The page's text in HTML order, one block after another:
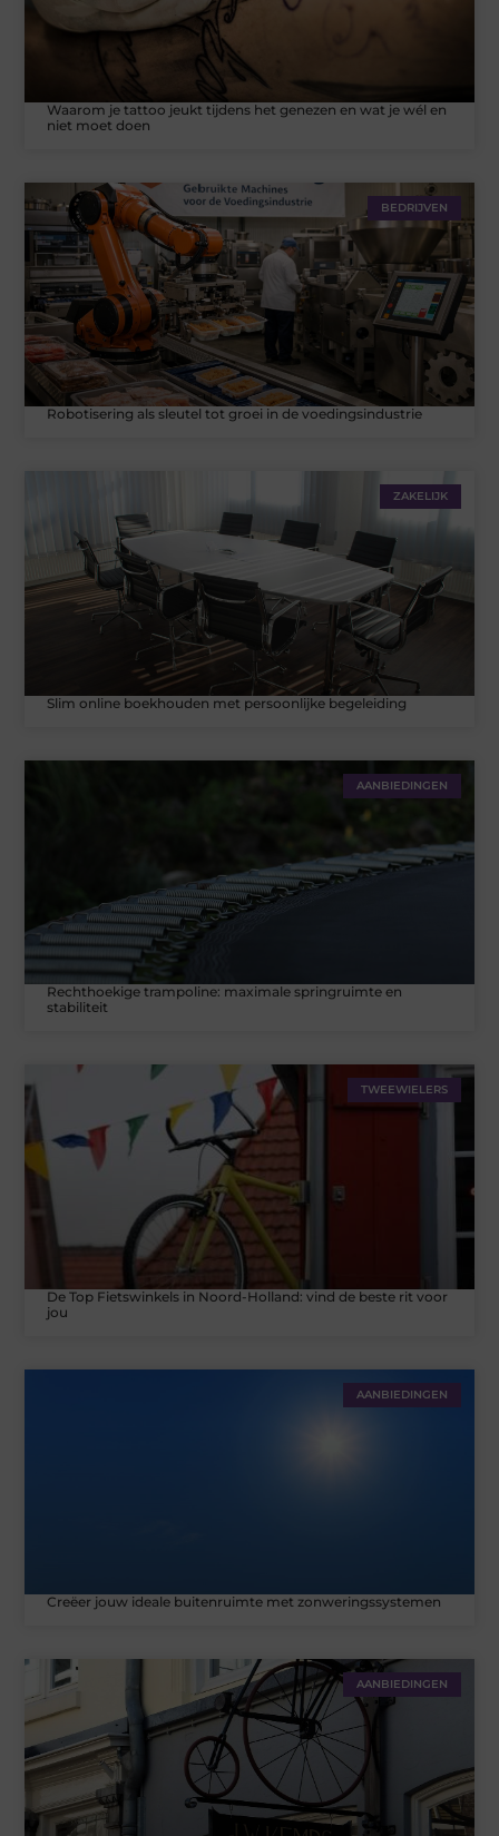
Waarom je tattoo jeukt tijdens het genezen en wat je wél en
niet moet doen
BEDRIJVEN
Robotisering als sleutel tot groei in de voedingsindustrie
ZAKELIJK
Slim online boekhouden met persoonlijke begeleiding
AANBIEDINGEN
Rechthoekige trampoline: maximale springruimte en
stabiliteit
TWEEWIELERS
De Top Fietswinkels in Noord-Holland: vind de beste rit voor
jou
AANBIEDINGEN
Creëer jouw ideale buitenruimte met zonweringssystemen
AANBIEDINGEN